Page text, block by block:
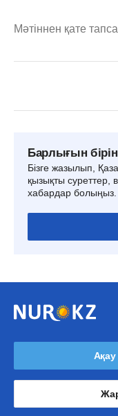
Мәтіннен қате
Барлығын
Бізге жазылып,
қызықты суреттер,
хабардар болыңыз.